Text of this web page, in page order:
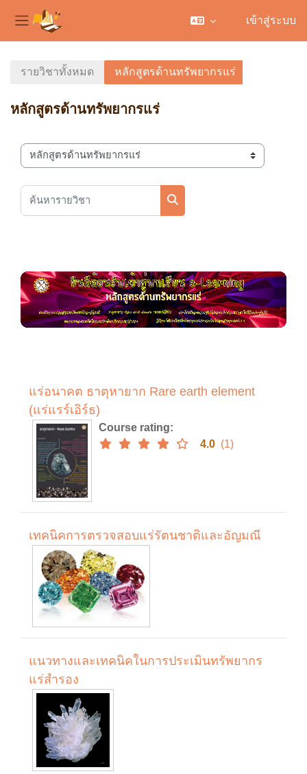
Side panel
เข้าสู่ระบบ
รายวิชาทั้งหมด หลักสูตรด้านทรัพยากรแร่
หลักสูตรด้านทรัพยากรแร่
ประเภทของรายวิชา
ค้นหารายวิชา
ค้นหารายวิชา
แร่อนาคต ธาตุหายาก Rare earth element
(แร่แรร์เอิร์ธ)
Course rating:
4.0 (1)
เทคนิคการตรวจสอบแร่รัตนชาติและอัญมณี
แนวทางและเทคนิคในการประเมินทรัพยากร
แร่สำรอง